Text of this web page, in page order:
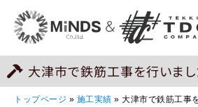
大津市で鉄筋工事を行いまし
トップページ » 施工実績 » 大津市で鉄筋工事